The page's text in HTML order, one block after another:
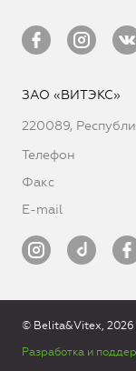
ЗАО «ВИТЭКС»
220089,
Телефон
Факс
E-mail
© Belita&Vitex, 2026
Разработка и